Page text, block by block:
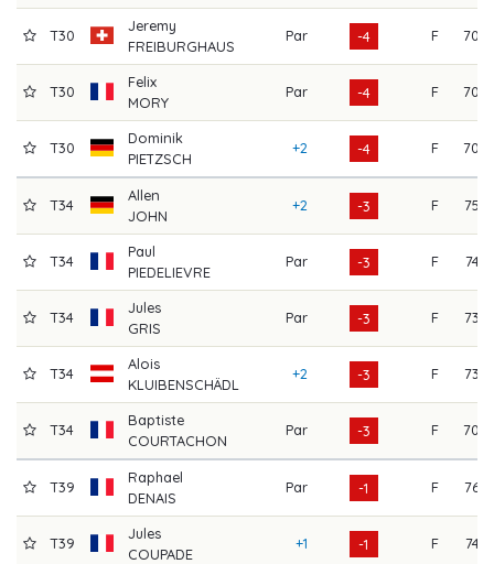
T30
Jeremy
FREIBURGHAUS
Par -4 F 70
T30
Felix
MORY
Par -4 F 70
T30
Dominik
PIETZSCH
+2 -4 F 70
T34
Allen
JOHN
+2 -3 F 75
T34
Paul
PIEDELIEVRE
Par -3 F 74
T34
Jules
GRIS
Par -3 F 73
T34
Alois
KLUIBENSCHÄDL
+2 -3 F 73
T34
Baptiste
COURTACHON
Par -3 F 70
T39
Raphael
DENAIS
Par -1 F 76
T39
Jules
COUPADE
+1 -1 F 74